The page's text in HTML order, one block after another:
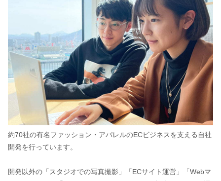
約70社の有名ファッション・アパレルのECビジネスを支える自社
開発を行っています。
開発以外の「スタジオでの写真撮影」「ECサイト運営」「Webマ